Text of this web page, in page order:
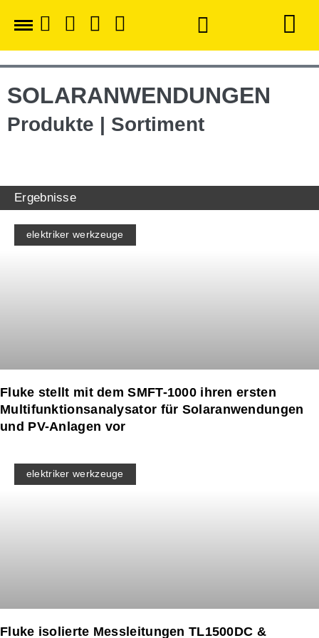
SOLARANWENDUNGEN
Produkte | Sortiment
Ergebnisse
elektriker werkzeuge
Fluke stellt mit dem SMFT-1000 ihren ersten
Multifunktionsanalysator für Solaranwendungen
und PV-Anlagen vor
elektriker werkzeuge
Fluke isolierte Messleitungen TL1500DC &